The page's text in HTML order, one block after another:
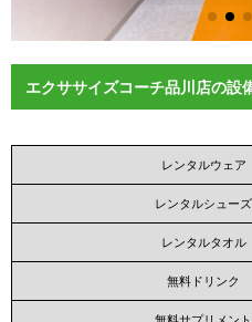
エクササイズコーチ品川店の設
レンタルウェア
レンタルシューズ
レンタルタオル
無料ドリンク